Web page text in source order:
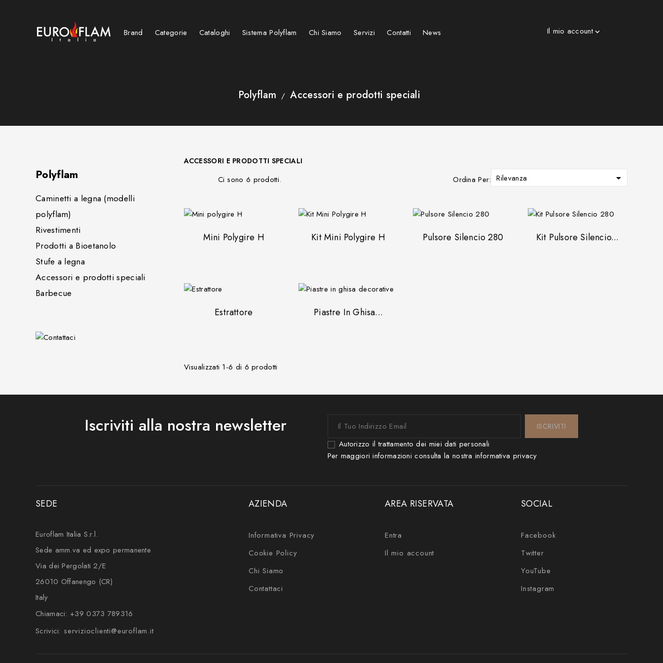
Il mio account
Brand Categorie Cataloghi Sistema Polyflam Chi Siamo Servizi Contatti News
Polyflam Accessori e prodotti speciali
Polyflam
Caminetti a legna (modelli
polyflam)
Rivestimenti
Prodotti a Bioetanolo
Stufe a legna
Accessori e prodotti speciali
Barbecue
ACCESSORI E PRODOTTI SPECIALI
Ci sono 6 prodotti. Ordina Per: Rilevanza 
Mini Polygire H Kit Mini Polygire H Pulsore Silencio 280 Kit Pulsore Silencio...
Estrattore Piastre In Ghisa...
Visualizzati 1-6 di 6 prodotti
Iscriviti alla nostra newsletter
Autorizzo il trattamento dei miei dati personali
Per maggiori informazioni consulta la nostrainformativa privacy
SEDE
Euroflam Italia S.r.l.
Sede amm.va ed expo permanente
Via dei Pergolati 2/E
26010 Offanengo (CR)
Italy
Chiamaci: +39 0373 789316
Scrivici: servizioclienti@euroflam.it
AZIENDA
Informativa Privacy
Cookie Policy
Chi Siamo
Contattaci
AREA RISERVATA
Entra
Il mio account
SOCIAL
Facebook
Twitter
YouTube
Instagram